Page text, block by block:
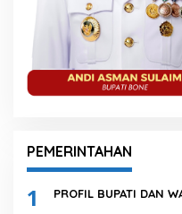
PEMERINTAHAN
1 PROFIL BUPATI DAN